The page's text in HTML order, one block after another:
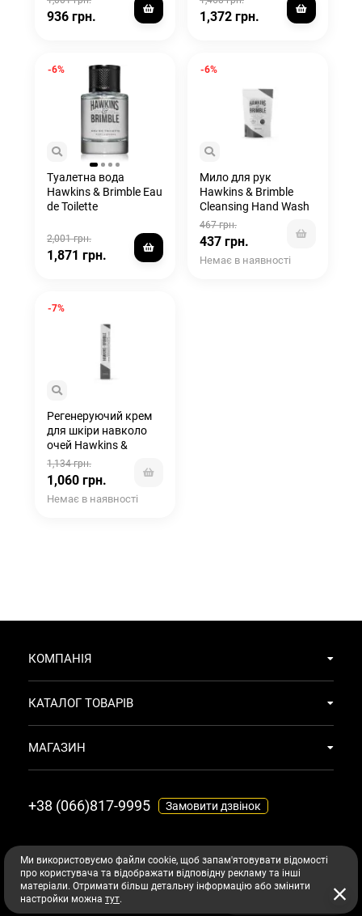
Підібрати догляд з AI
936 грн. 1,372 грн.
-6%
Туалетна вода
Hawkins & Brimble Eau
de Toilette
2,001 грн.
1,871 грн.
-6%
Мило для рук
Hawkins & Brimble
Cleansing Hand Wash
Pouch 300мл
467 грн.
437 грн.
Немає в наявності
-7%
Регенеруючий крем
для шкіри навколо
очей Hawkins &
Brimble Eye Cream 20
мл
1,134 грн.
1,060 грн.
Немає в наявності
Всі права захищені авторським правом maiemo.com
КОМПАНІЯ
КАТАЛОГ ТОВАРІВ
МАГАЗИН
+38 (066)817-9995 Замовити дзвінок
Ми використовуємо файли cookie, щоб запам'ятовувати відомості
про користувача та відображати відповідну рекламу та інші
матеріали. Отримати більш детальну інформацію або змінити
настройки можна тут.